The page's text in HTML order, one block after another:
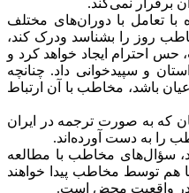
با تعامل با دوران‌های مختلف
روز را بشناسد و‌درک کند،
حس احترام ایجاد خواهد کرد و
و سپیدخوانی داد. چنانچه
باشد، مخاطب با آن ارتباط
که به صورت ترجمه در ایران
را به دست آورده‌اند.
سؤال‌های مخاطب با مطالعه
هم توسط مخاطب پیدا خواهند
در واقعیت محض است.